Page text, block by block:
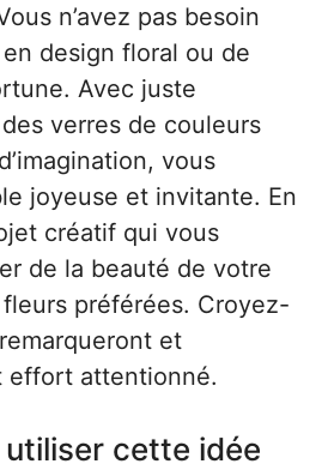
n’avez pas besoin
design floral ou de
Avec juste
verres de couleurs
vous
joyeuse et invitante. En
créatif qui vous
de la beauté de votre
préférées. Croyez-
et
effort attentionné.
cette idée